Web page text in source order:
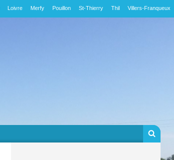
recherche
Rechercher
Loivre Merfy Pouillon St-Thierry Thil Villers-Franqueux